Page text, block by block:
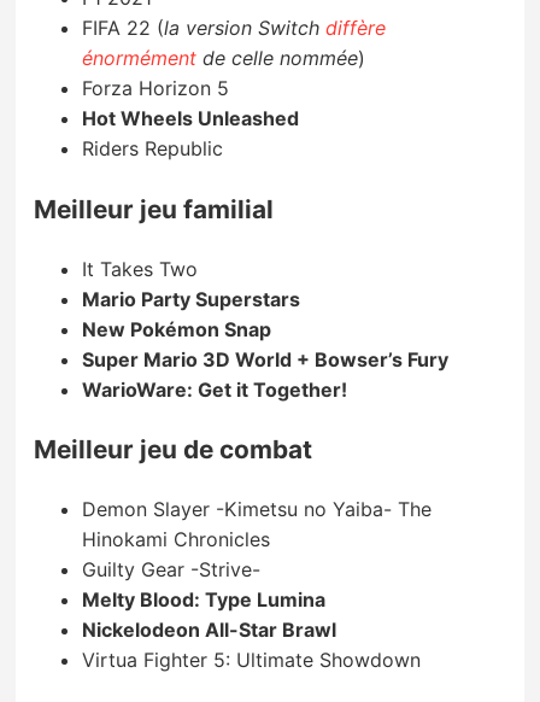
FIFA 22 (la version Switchdiffère
énormément de celle nommée)
Forza Horizon 5
Hot Wheels Unleashed
Riders Republic
Meilleur jeu familial
It Takes Two
Mario Party Superstars
New Pokémon Snap
Super Mario 3D World + Bowser’s Fury
WarioWare: Get it Together!
Meilleur jeu de combat
Demon Slayer -Kimetsu no Yaiba- The
Hinokami Chronicles
Guilty Gear -Strive-
Melty Blood: Type Lumina
Nickelodeon All-Star Brawl
Virtua Fighter 5: Ultimate Showdown